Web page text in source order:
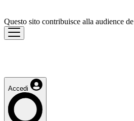
Questo sito contribuisce alla audience de
Accedi